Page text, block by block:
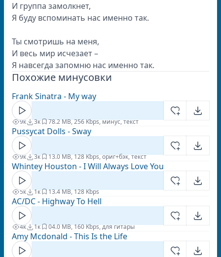
И группа замолкнет,
Я буду вспоминать нас именно так.
Ты смотришь на меня,
И весь мир исчезает –
Я навсегда запомню нас именно так.
Похожие минусовки
Frank Sinatra - My way
9к 3к 78.2 MB, 256 Kbps, минус, текст
Pussycat Dolls - Sway
9к 3к 13.0 MB, 128 Kbps, ориг+бэк, текст
Whintey Houston - I Will Always Love You
5к 1к 13.4 MB, 128 Kbps
AC/DC - Highway To Hell
4к 1к 04.0 MB, 160 Kbps, для гитары
Amy Mcdonald - This Is the Life